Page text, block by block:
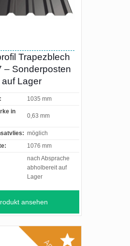
Trapezblech
– Sonderposten
auf Lager
1035 mm
in
0,63 mm
möglich
1076 mm
nach Absprache
abholbereit auf
Lager
ansehen